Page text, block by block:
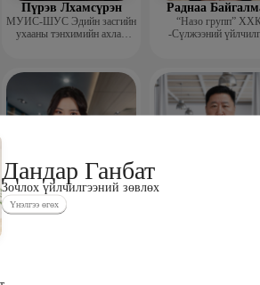
Дандар Ганбат
Зочлох үйлчилгээний зөвлөх
Үнэлгээ өгөх
Пүрэв Лхамсүрэн
МУИС-ШУС Эдийн засгийн
ухааны тэнхимийн ахлах
Раднаа
“Назо групп”
-Сүлжээний
Сангипалам